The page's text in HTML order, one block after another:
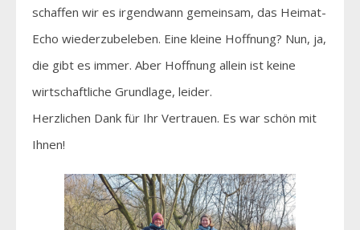
schaffen wir es irgendwann gemeinsam, das Heimat-
Echo wiederzubeleben. Eine kleine Hoffnung? Nun, ja,
die gibt es immer. Aber Hoffnung allein ist keine
wirtschaftliche Grundlage, leider.
Herzlichen Dank für Ihr Vertrauen. Es war schön mit
Ihnen!